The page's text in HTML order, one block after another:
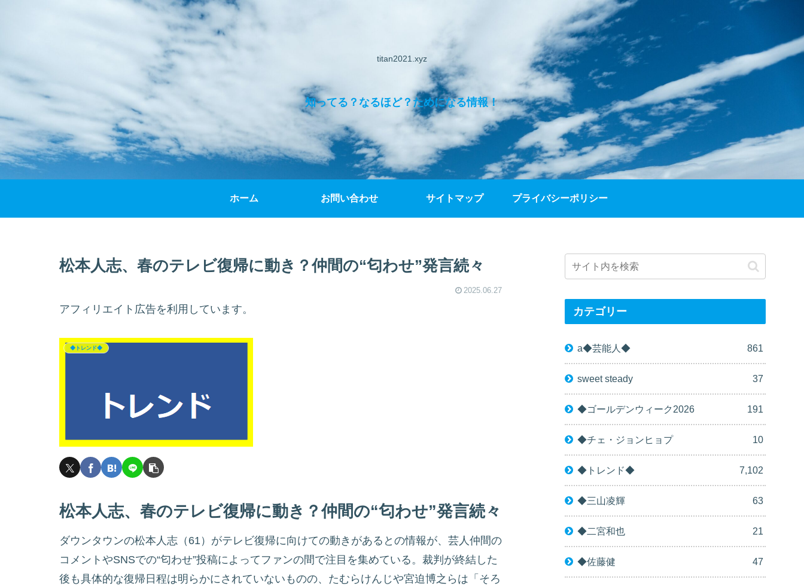
titan2021.xyz
知ってる？なるほど？ためになる情報！
ホーム お問い合わせ サイトマップ プライバシーポリシー
松本人志、春のテレビ復帰に動き？仲間の“匂わせ”発言続々
2025.06.27
アフィリエイト広告を利用しています。
◆トレンド◆
松本人志、春のテレビ復帰に動き？仲間の“匂わせ”発言続々
ダウンタウンの松本人志（61）がテレビ復帰に向けての動きがあるとの情報が、芸人仲間の
コメントやSNSでの“匂わせ”投稿によってファンの間で注目を集めている。裁判が終結した
後も具体的な復帰日程は明らかにされていないものの、たむらけんじや宮迫博之らは「そろ
カテゴリー
a◆芸能人◆ 861
sweet steady 37
◆ゴールデンウィーク2026 191
◆チェ・ジョンヒョプ 10
◆トレンド◆ 7,102
◆三山凌輝 63
◆二宮和也 21
◆佐藤健 47